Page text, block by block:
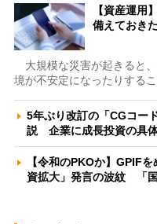
【資産運用
備えておき
大規模な災害が起きると
境が不安定になったりする
5年ぶり改訂の「CGコー
説 企業に成長投資の具
【令和のPKOか】GPIF
資拡大」発言の波紋 「